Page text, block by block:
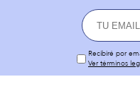
Recibiré por
Ver términos